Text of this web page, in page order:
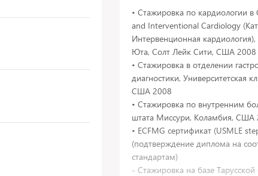
• Стажировка по кардиологии
and Interventional Cardiology
Интервенционная
Юта, Солт Лейк Сити, США 2008
• Стажировка в отделении
диагностики, Университетская
США 2008
• Стажировка по внутренним
штата Миссури, Коламбия, США
• ECFMG сертификат (USMLE
(подтверждение диплома на
стандартам)
- Стажировка на базе